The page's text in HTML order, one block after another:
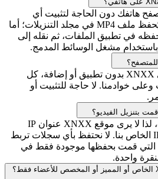
هاتفك دون الحاجة لتثبيت أي
تطبيق. على نظام أندرويد، يُحفظ ملف MP4 في مجلد التنزيلات؛ أما
في تطبيق الملفات، ثم نقله إلى
مشغل الوسائط المدمج.
لا. هذا برنامج تنزيل لمحتوى XNXX بدون تطبيق أو إضافة، كل
خوادمنا. لا حاجة للتثبيت أو
تقوم خوادمنا بجلب البيانات، لذا لا يرى موقع XNXX عنوان IP
الخاص بك، بل يرى عنوان IP الخاص بنا. لا نحتفظ بأي سجلات تربط
التي قمت بحفظها موجودة فقط في
واحدة.